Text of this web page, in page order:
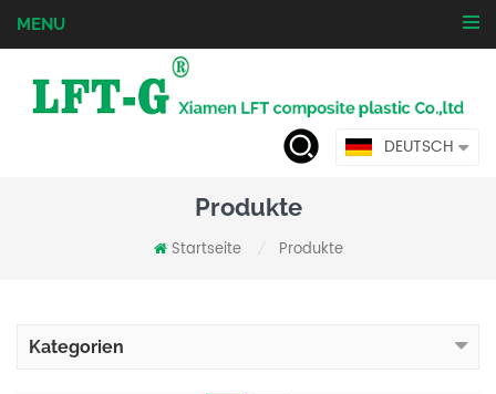
MENU
DEUTSCH
Produkte
Startseite Produkte
Kategorien